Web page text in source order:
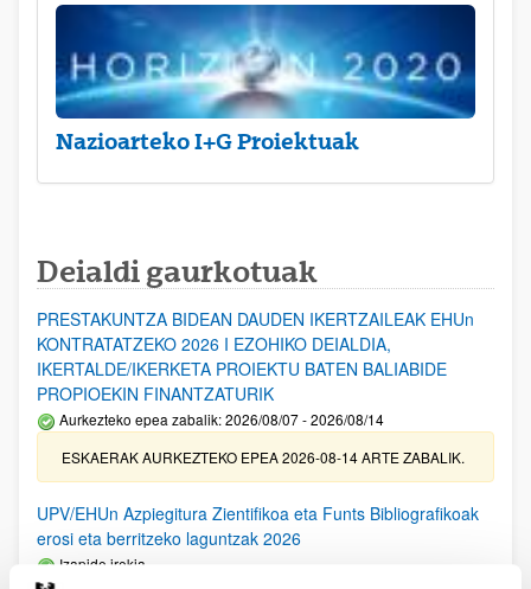
Nazioarteko I+G Proiektuak
Deialdi gaurkotuak
PRESTAKUNTZA BIDEAN DAUDEN IKERTZAILEAK EHUn
KONTRATATZEKO 2026 I EZOHIKO DEIALDIA,
IKERTALDE/IKERKETA PROIEKTU BATEN BALIABIDE
PROPIOEKIN FINANTZATURIK
Aurkezteko epea zabalik: 2026/08/07 - 2026/08/14
ESKAERAK AURKEZTEKO EPEA 2026-08-14 ARTE ZABALIK.
UPV/EHUn Azpiegitura Zientifikoa eta Funts Bibliografikoak
erosi eta berritzeko laguntzak 2026
Izapide irekia